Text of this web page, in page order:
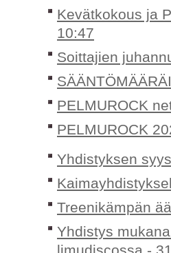
Kevätkokous ja
10:47
Soittajien
PELMUROCK
PELMUROCK
Yhdistyksen
Treenikämpän
Yhdistys
limudiscossa -